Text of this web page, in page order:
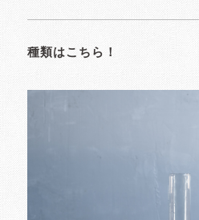
種類はこちら！